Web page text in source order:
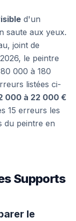
d'un
saute aux yeux.
joint de
le peintre
000 à 180
listées ci-
000 à 22 000 €
15 erreurs les
du peintre en
Supports
le